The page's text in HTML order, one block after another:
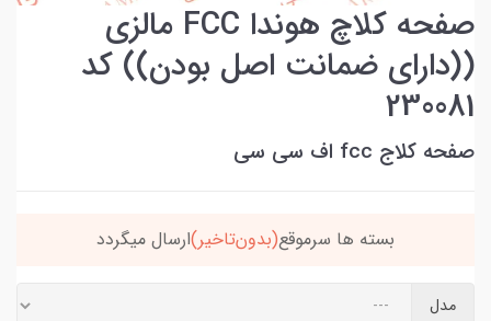
صفحه کلاچ هوندا FCC مالزی
((دارای ضمانت اصل بودن)) کد
230081
صفحه کلاج fcc اف سی سی
بسته ها سرموقع(بدون‌تاخیر)ارسال میگردد
مدل